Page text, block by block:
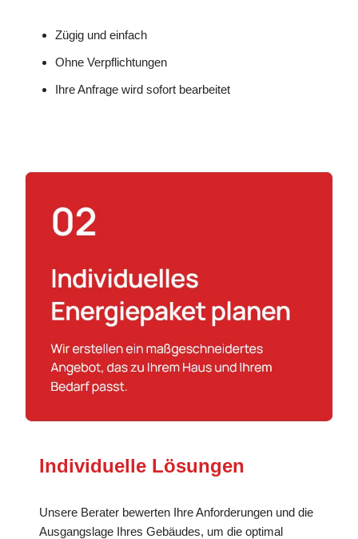
Zügig und einfach
Ohne Verpflichtungen
Ihre Anfrage wird sofort bearbeitet
Individuelle Lösungen
Unsere Berater bewerten Ihre Anforderungen und die
Ausgangslage Ihres Gebäudes, um die optimal